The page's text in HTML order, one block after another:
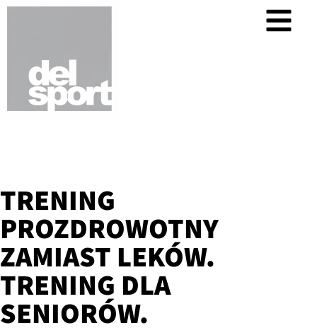
TRENING
PROZDROWOTNY
ZAMIAST LEKÓW.
TRENING DLA
SENIORÓW.